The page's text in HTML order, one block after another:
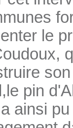
le
pin
ainsi